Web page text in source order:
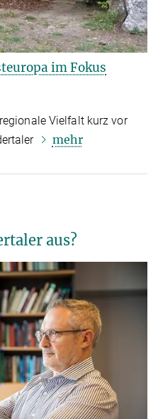
im Fokus
Vielfalt kurz vor
mehr
aus?